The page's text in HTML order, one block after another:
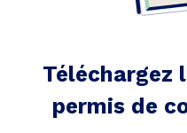
Téléchargez
permis de